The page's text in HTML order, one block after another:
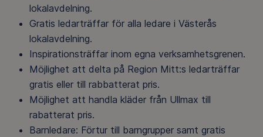
lokalavdelning.
Gratis ledarträffar för alla ledare i Västerås
lokalavdelning.
Inspirationsträffar inom egna verksamhetsgrenen.
Möjlighet att delta på Region Mitt:s ledarträffar
gratis eller till rabbatterat pris.
Möjlighet att handla kläder från Ullmax till
rabatterat pris.
Barnledare: Förtur till barngrupper samt gratis